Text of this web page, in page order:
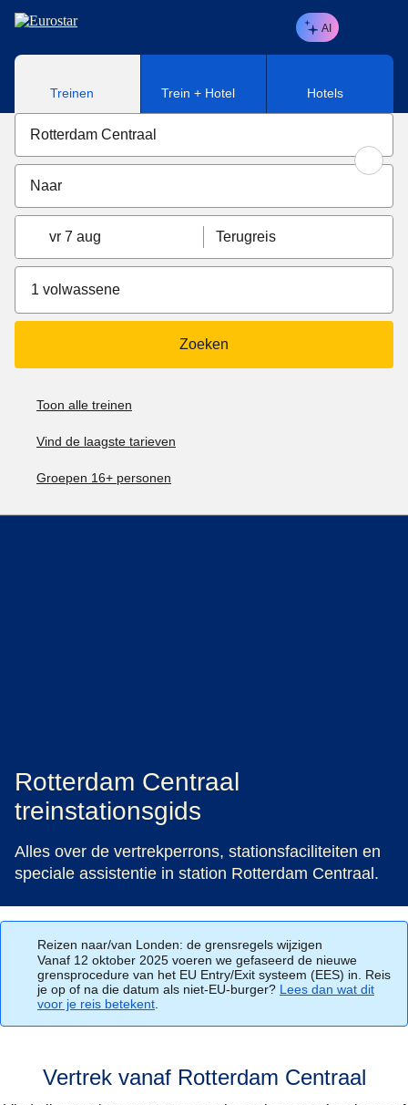
Naar hoofdinhoud
AI
Treinen Trein + Hotel Hotels
vr 7 aug Terugreis
1 volwassene
Zoeken
Toon alle treinen
Vind de laagste tarieven
Groepen 16+ personen
Rotterdam Centraal
treinstationsgids
Alles over de vertrekperrons, stationsfaciliteiten en
speciale assistentie in station Rotterdam Centraal.
Reizen naar/van Londen: de grensregels wijzigen
Vanaf 12 oktober 2025 voeren we gefaseerd de nieuwe
grensprocedure van het EU Entry/Exit systeem (EES) in. Reis
je op of na die datum als niet-EU-burger? Lees dan wat dit
voor je reis betekent
Vertrek vanaf Rotterdam Centraal